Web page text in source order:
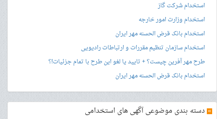
استخدام شرکت گاز
استخدام وزارت امور خارجه
استخدام بانک قرض الحسنه مهر ایران
استخدام سازمان تنظیم مقررات و ارتباطات رادیویی
طرح مهر آفرین چیست؟ + تایید یا لغو این طرح با تمام جزئیات!؟
استخدام بانک قرض الحسنه مهر ایران
» دسته بندی موضوعی آگهی های استخدامی